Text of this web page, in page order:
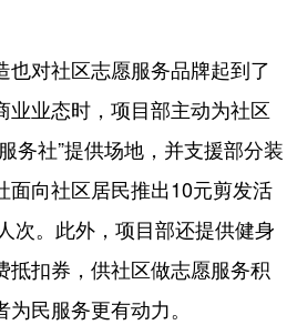
对社区志愿服务品牌起到了
业业态时，项目部主动为社区
务社”提供场地，并支援部分装
面向社区居民推出10元剪发活
次。此外，项目部还提供健身
抵扣券，供社区做志愿服务积
民服务更有动力。